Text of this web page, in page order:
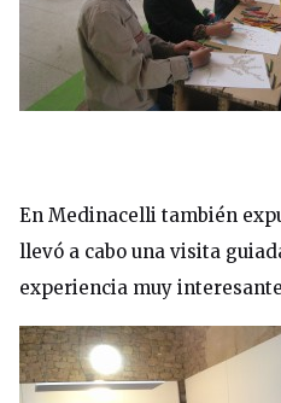
En Medinacelli también
llevó a cabo una visita
experiencia muy